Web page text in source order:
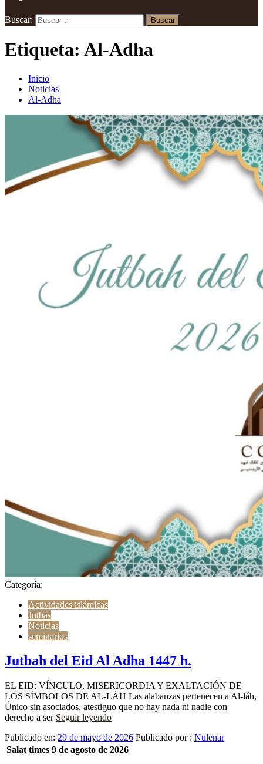
Buscar:
Etiqueta: Al-Adha
Inicio
Noticias
Al-Adha
Categoría:
Actividades islámicas
Jutbas
Noticias
seminarios
Jutbah del Eid Al Adha 1447 h.
EL EID: VÍNCULO, MISERICORDIA Y EXALTACIÓN DE
LOS SÍMBOLOS DE AL-LÁH Las alabanzas pertenecen a Al-láh,
Único sin asociados, atestiguo que no hay nada ni nadie con
derecho a ser Seguir leyendo
Publicado en: 29 de mayo de 2026 Publicado por : Nulenar
Salat times 9 de agosto de 2026